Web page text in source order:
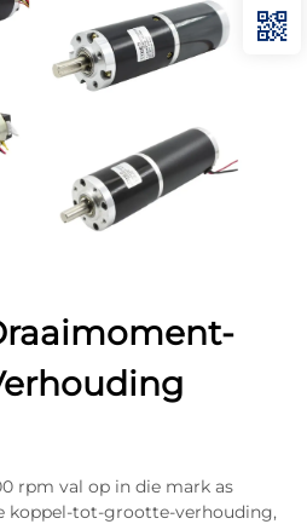
rpm val op in die mark as
koppel-tot-grootte-verhouding,